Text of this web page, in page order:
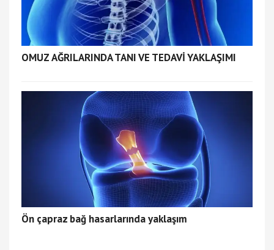
OMUZ AĞRILARINDA TANI VE TEDAVİ YAKLAŞIMI
Ön çapraz bağ hasarlarında yaklaşım